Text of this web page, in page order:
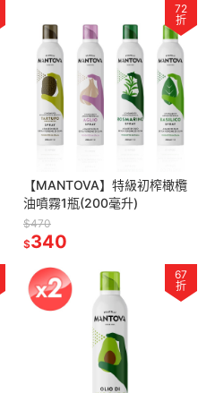
72
折
【MANTOVA】特級初榨橄欖
油噴霧1瓶(200毫升)
$470
$340
67
折